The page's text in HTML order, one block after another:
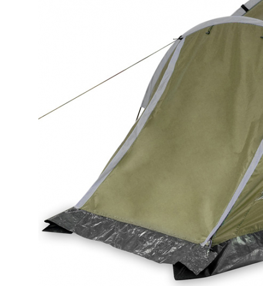
фитнеса/йоги
Скакалки
Массажеры
Утяжелители
Аксессуары для
Свободные веса
Грифы
Гантели
Форма, бутсы,
наколенники, щитки
Форма футбол/
баскетбол/
волейбол
Щитки
футбольные